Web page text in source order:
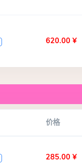
620.00 ¥
价格
285.00 ¥